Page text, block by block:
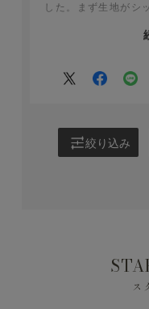
した。まず生地がシ
トＴとは別物でした
いのにおなかがきつ
Ｔシャツが手に入り
長袖を注文しようと
した。
絞り込み
ス